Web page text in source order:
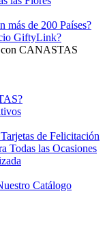
más de 200 Países?
GiftyLink?
con CANASTAS
de Felicitación
Todas las Ocasiones
Catálogo